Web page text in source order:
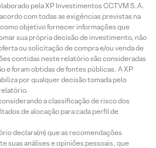
pela XP Investimentos CCTVM S.A.
com todas as exigências previstas na
objetivo fornecer informações que
sua própria decisão de investimento, não
ou solicitação de compra e/ou venda de
contidas neste relatório são consideradas
e foram obtidas de fontes públicas. A XP
por qualquer decisão tomada pelo
a classificação de risco dos
de alocação para cada perfil de
declara(m) que as recomendações
suas análises e opiniões pessoais, que